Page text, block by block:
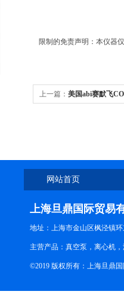
限制的免责声明：本仪器
上一篇： 美国abi赛默飞
网站首页
上海旦鼎国际贸易
地址：上海市金山区枫泾镇
主营产品：真空泵，离心机
©2019 版权所有：上海旦鼎